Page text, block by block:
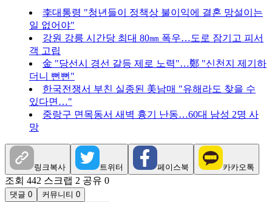
李대통령 "청년들이 정책상 불이익에 결혼 망설이는
일 없어야"
강원 강릉 시간당 최대 80㎜ 폭우…도로 잠기고 피서
객 고립
金 "당선시 경선 갈등 제로 노력"…鄭 "신천지 제기하
더니 뻔뻔"
한국전쟁서 부친 실종된 美남매 "유해라도 찾을 수
있다면…"
중랑구 면목동서 새벽 흉기 난동…60대 남성 2명 사
망
링크복사 트위터 페이스북 카카오톡
조회 442 스크랩 2 공유 0
댓글 0 커뮤니티 0